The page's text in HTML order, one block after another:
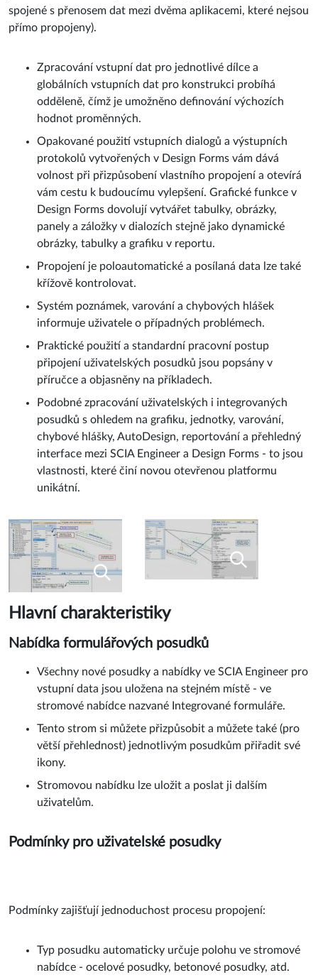
spojené s přenosem dat mezi dvěma aplikacemi, které nejsou
přímo propojeny).
Zpracování vstupní dat pro jednotlivé dílce a
globálních vstupních dat pro konstrukci probíhá
odděleně, čímž je umožněno definování výchozích
hodnot proměnných.
Opakované použití vstupních dialogů a výstupních
protokolů vytvořených v Design Forms vám dává
volnost při přizpůsobení vlastního propojení a otevírá
vám cestu k budoucímu vylepšení. Grafické funkce v
Design Forms dovolují vytvářet tabulky, obrázky,
panely a záložky v dialozích stejně jako dynamické
obrázky, tabulky a grafiku v reportu.
Propojení je poloautomatické a posílaná data lze také
křížově kontrolovat.
Systém poznámek, varování a chybových hlášek
informuje uživatele o případných problémech.
Praktické použití a standardní pracovní postup
připojení uživatelských posudků jsou popsány v
příručce a objasněny na příkladech.
Podobné zpracování uživatelských i integrovaných
posudků s ohledem na grafiku, jednotky, varování,
chybové hlášky, AutoDesign, reportování a přehledný
interface mezi SCIA Engineer a Design Forms - to jsou
vlastnosti, které činí novou otevřenou platformu
unikátní.
Hlavní charakteristiky
Nabídka formulářových posudků
Všechny nové posudky a nabídky ve SCIA Engineer pro
vstupní data jsou uložena na stejném místě - ve
stromové nabídce nazvané Integrované formuláře.
Tento strom si můžete přizpůsobit a můžete také (pro
větší přehlednost) jednotlivým posudkům přiřadit své
ikony.
Stromovou nabídku lze uložit a poslat ji dalším
uživatelům.
Podmínky pro uživatelské posudky
Podmínky zajišťují jednoduchost procesu propojení:
Typ posudku automaticky určuje polohu ve stromové
nabídce - ocelové posudky, betonové posudky, atd.